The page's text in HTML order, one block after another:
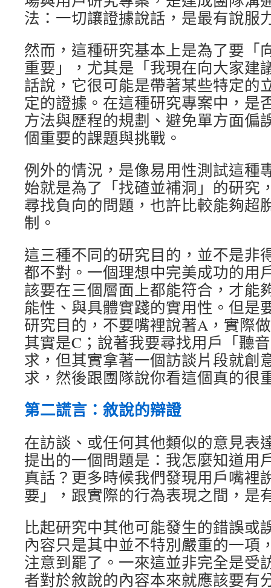
法：一切讓證據說話，是最有說服
然而，這種研究基本上是為了要「
重要」，尤其是「我現在向大家建
話說，它很可能是帶著某些特定的
定的證據。在這種研究專案中，是
方法與歷程的規劃、避免單方面偏
個重要的課題與挑戰。
例外的情況，是像易用性測試這種
始就是為了「找碴並補洞」的研究
尋找負向的問題，也許比較能夠超
制。
這三種不同的研究目的，並不是非
都不對。一個理想中完美成功的用
該要在三個層面上都能符合，才能
能性、與具體實踐的實用性。但是
研究目的，不要嘴裡說著A，實際
其實是C；說著我要尋找用戶「聽
求，但其實拿著一個訪談片段就創
求，然後跟團隊說你看這個真的很
第二謊言：敘說的辯證
在訪談、或任何其他類似的意見表
提出的一個問題是：我怎麼知道用
真話？更多時候我們發現用戶嘴裡
要」，跟實際的行為表現之間，是
比起研究中其他可能發生的錯誤或
內容只是其中並不特別嚴重的一項
注意到罷了。一來這並非完全是受
者對於敘說的內容本來就應該要有